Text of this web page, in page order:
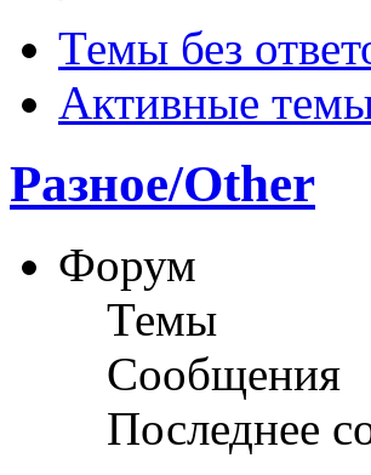
Темы без
Активные
Разное/Other
Форум
Темы
Сообщения
Последнее